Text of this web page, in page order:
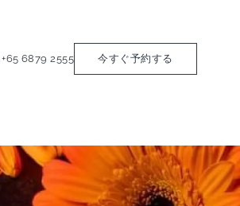
+65 6879 2555 今すぐ予約する